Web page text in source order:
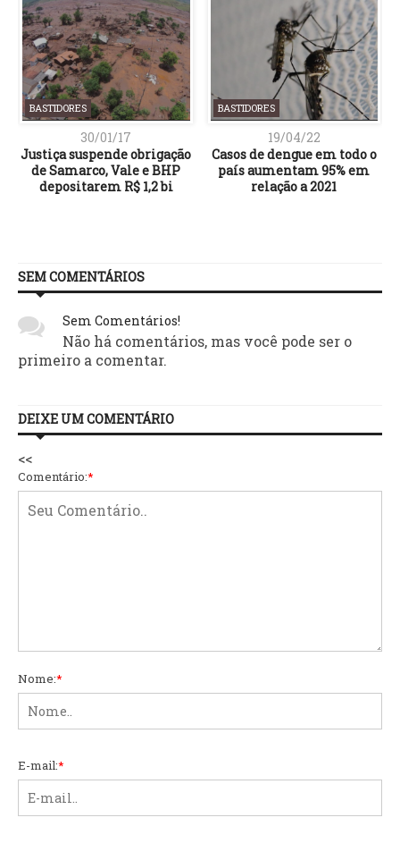
BASTIDORES
30/01/17
Justiça suspende obrigação
de Samarco, Vale e BHP
depositarem R$ 1,2 bi
BASTIDORES
19/04/22
Casos de dengue em todo o
país aumentam 95% em
relação a 2021
SEM COMENTÁRIOS
Sem Comentários!
Não há comentários, mas você pode ser o
primeiro a comentar.
DEIXE UM COMENTÁRIO
<<
Comentário:*
Nome:*
E-mail:*